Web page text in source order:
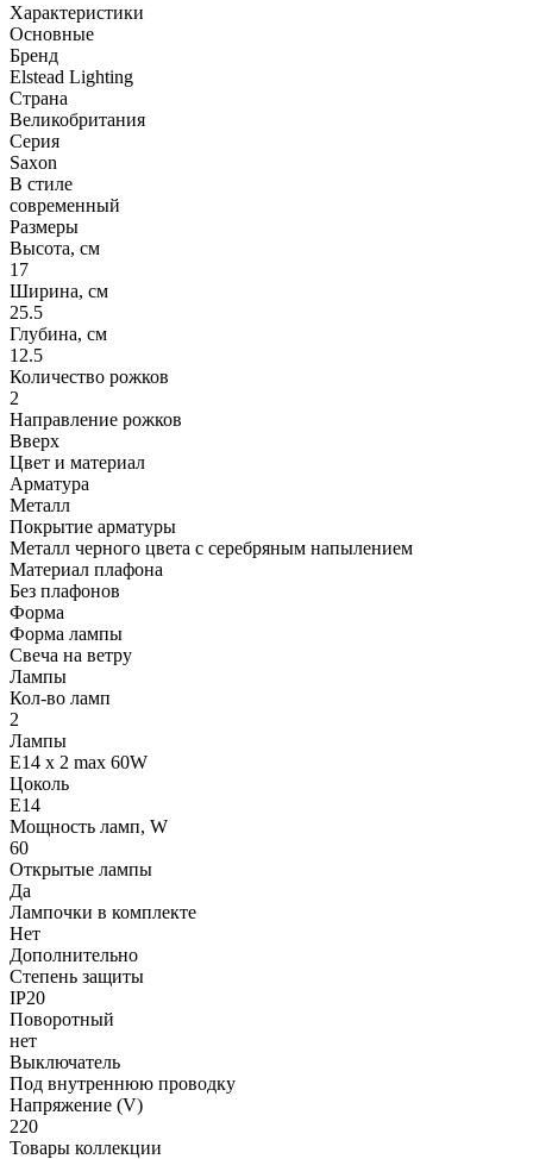
Характеристики
Основные
Бренд
Elstead Lighting
Страна
Великобритания
Серия
Saxon
В стиле
современный
Размеры
Высота, см
17
Ширина, см
25.5
Глубина, см
12.5
Количество рожков
2
Направление рожков
Вверх
Цвет и материал
Арматура
Металл
Покрытие арматуры
Металл черного цвета с серебряным напылением
Материал плафона
Без плафонов
Форма
Форма лампы
Свеча на ветру
Лампы
Кол-во ламп
2
Лампы
E14 x 2 max 60W
Цоколь
E14
Мощность ламп, W
60
Открытые лампы
Да
Лампочки в комплекте
Нет
Дополнительно
Степень защиты
IP20
Поворотный
нет
Выключатель
Под внутреннюю проводку
Напряжение (V)
220
Товары коллекции